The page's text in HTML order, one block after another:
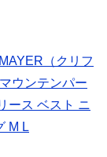
（クリフ
ウンテンパー
ース ベスト ニ
M L